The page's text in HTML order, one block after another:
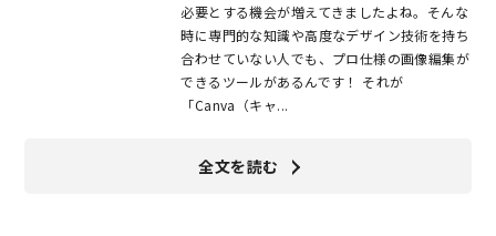
必要とする機会が増えてきましたよね。そんな
時に専門的な知識や高度なデザイン技術を持ち
合わせていない人でも、プロ仕様の画像編集が
できるツールがあるんです！ それが
「Canva（キャ...
全文を読む